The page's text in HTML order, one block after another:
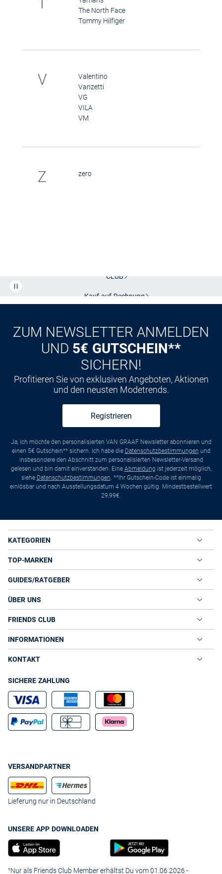
The North Face
Tommy Hilfiger
V
Valentino
Vanzetti
VG
VILA
VM
Z zero
CLUB
Kauf auf Rechnung
ZUM NEWSLETTER ANMELDEN
UND 5€ GUTSCHEIN**
SICHERN!
Profitieren Sie von exklusiven Angeboten, Aktionen
und den neusten Modetrends.
Registrieren
Ja, ich möchte den personalisierten VAN GRAAF Newsletter abonnieren und
einen 5€ Gutschein** sichern. Ich habe die Datenschutzbestimmungen und
insbesondere den Abschnitt zum personalisierten Newsletter-Versand
gelesen und bin damit einverstanden. Eine Abmeldung ist jederzeit möglich,
siehe Datenschutzbestimmungen. **Ihr Gutschein-Code ist einmalig
einlösbar und nach Ausstellungsdatum 4 Wochen gültig. Mindestbestellwert
29,99€.
KATEGORIEN
TOP-MARKEN
GUIDES/RATGEBER
ÜBER UNS
FRIENDS CLUB
INFORMATIONEN
KONTAKT
SICHERE ZAHLUNG
VERSANDPARTNER
Lieferung nur in Deutschland
UNSERE APP DOWNLOADEN
¹Nur als Friends Club Member erhältst Du vom 01.06.2026 -